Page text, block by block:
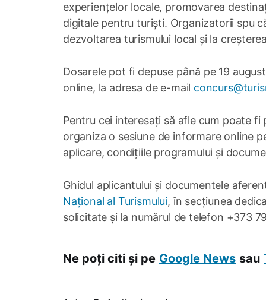
experiențelor locale, promovarea
digitale pentru turiști. Organizatorii spu
dezvoltarea turismului local și la
Dosarele pot fi depuse până pe 19
online, la adresa de e-mail
Pentru cei interesați să afle cum poate
organiza o sesiune de informare online
aplicare, condițiile programului și
Ghidul aplicantului și documentele
Național al Turismului, în secțiunea
solicitate și la numărul de telefon +373
Ne poți citi și pe Google News sau